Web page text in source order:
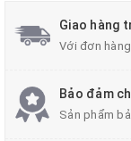
Thông Minh, thì từ
chính để phát
hiện đại và thông
Giao hàng
Với đơn
Bảo đảm
Sản phẩm